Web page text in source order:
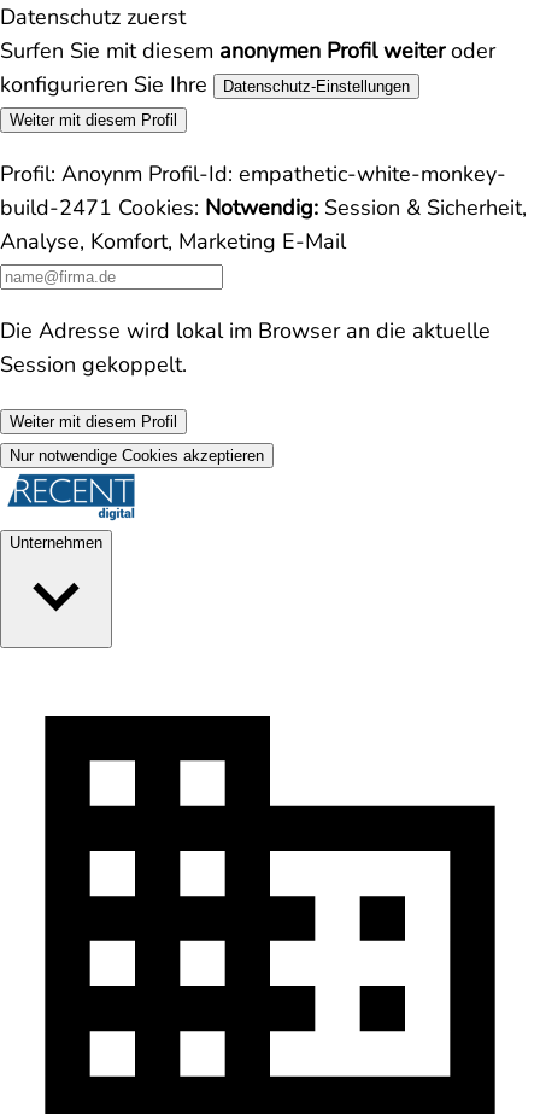
Datenschutz zuerst
Surfen Sie mit diesem anonymen Profil weiteroder
konfigurieren Sie Ihre
Datenschutz-Einstellungen
Weiter mit diesem Profil
Profil: Anoynm Profil-Id: empathetic-white-monkey-
build-2471 Cookies: Notwendig: Session & Sicherheit,
Analyse, Komfort, Marketing E-Mail
Die Adresse wird lokal im Browser an die aktuelle
Session gekoppelt.
Weiter mit diesem Profil
Nur notwendige Cookies akzeptieren
Unternehmen